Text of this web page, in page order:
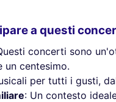
a questi
concerti sono
un centesimo.
per tutti i gusti,
: Un contesto